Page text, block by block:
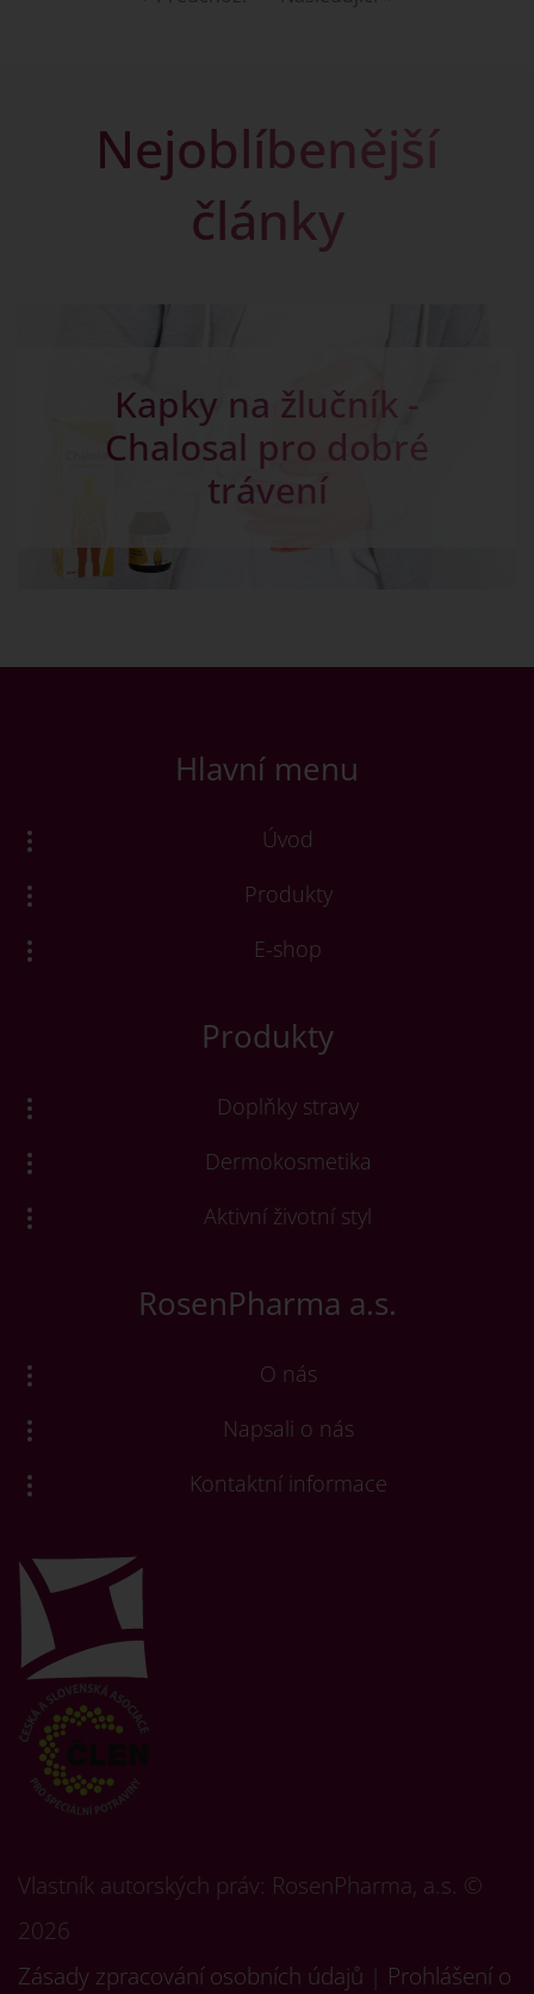
Nejoblíbenější
články
Kapky na žlučník -
Chalosal pro dobré
trávení
Hlavní menu
Úvod
Produkty
E-shop
Produkty
Doplňky stravy
Dermokosmetika
Aktivní životní styl
RosenPharma a.s.
O nás
Napsali o nás
Kontaktní informace
Vlastník autorských práv: RosenPharma, a.s. ©
2026
Zásady zpracování osobních údajů
Prohlášení o